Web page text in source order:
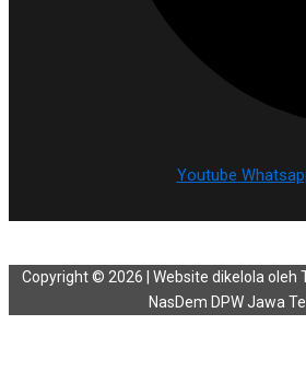
Youtube
Copyright © 2026 | Website dikelola oleh
NasDem DPW Jawa